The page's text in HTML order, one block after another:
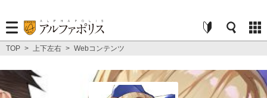
TOP > 上下左右 > Webコンテンツ